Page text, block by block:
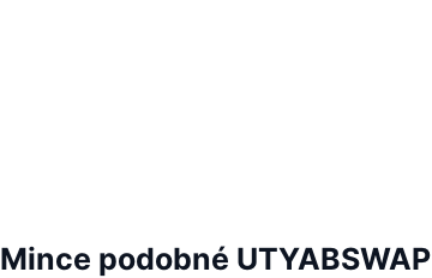
Mince podobné UTYABSWAP